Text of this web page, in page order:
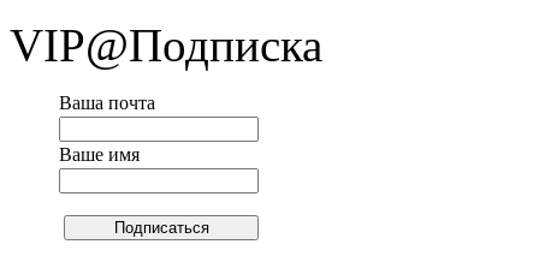
VIP@Подписка
Ваша почта
Ваше имя